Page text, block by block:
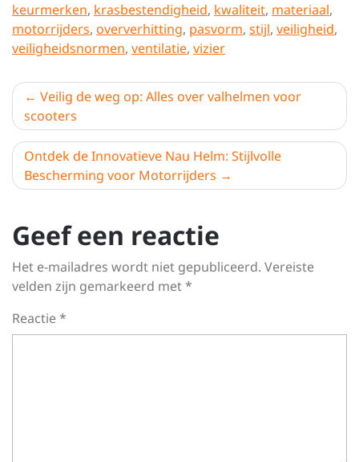
keurmerken, krasbestendigheid, kwaliteit, materiaal,
motorrijders, oververhitting, pasvorm, stijl, veiligheid,
veiligheidsnormen, ventilatie, vizier
Berichtnavigatie
Veilig de weg op: Alles over valhelmen voor
scooters
Ontdek de Innovatieve Nau Helm: Stijlvolle
Bescherming voor Motorrijders
Geef een reactie
Het e-mailadres wordt niet gepubliceerd. Vereiste
velden zijn gemarkeerd met*
Reactie*